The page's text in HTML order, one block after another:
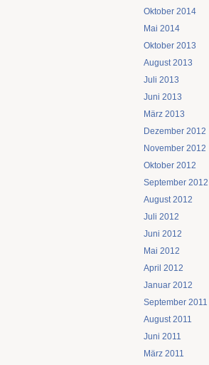
Oktober 2014
Mai 2014
Oktober 2013
August 2013
Juli 2013
Juni 2013
März 2013
Dezember 2012
November 2012
Oktober 2012
September 2012
August 2012
Juli 2012
Juni 2012
Mai 2012
April 2012
Januar 2012
September 2011
August 2011
Juni 2011
März 2011